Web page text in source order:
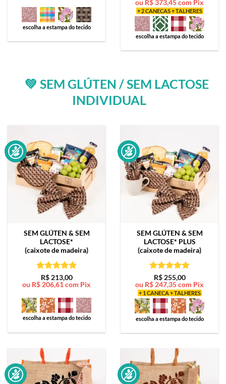
escolha a estampa do tecido
de 5
ou R$373,45com Pix
+ 2 CANECAS + TALHERES
escolha a estampa do tecido
💚 SEM GLÚTEN / SEM LACTOSE
INDIVIDUAL
SEM GLÚTEN & SEM
LACTOSE*
(caixote de madeira)
Avaliação5
de 5
R$213,00
ou R$ 206,61 com Pix
escolha a estampa do tecido
SEM GLÚTEN & SEM
LACTOSE* PLUS
(caixote de madeira)
Avaliação5
de 5
R$255,00
ou R$ 247,35com Pix
+ 1 CANECA + TALHERES
escolha a estampa do tecido